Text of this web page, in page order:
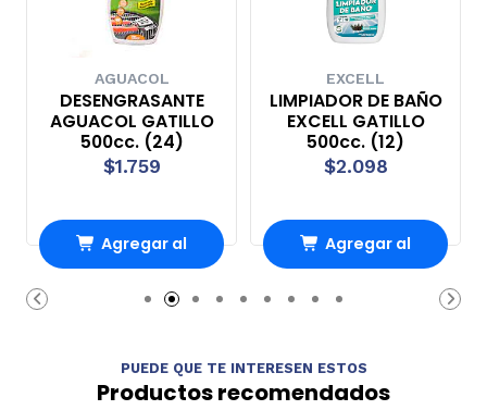
AGUACOL
DESENGRASANTE
AGUACOL GATILLO
500cc. (24)
$1.759
Agregar al
carrito
EXCELL
LIMPIADOR DE BAÑO
EXCELL GATILLO
500cc. (12)
$2.098
Agregar al
carrito
PUEDE QUE TE INTERESEN ESTOS
Productos recomendados